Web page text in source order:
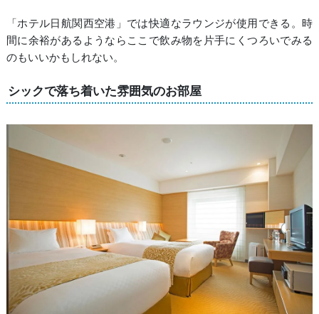
「ホテル日航関西空港」では快適なラウンジが使用できる。時
間に余裕があるようならここで飲み物を片手にくつろいでみる
のもいいかもしれない。
シックで落ち着いた雰囲気のお部屋